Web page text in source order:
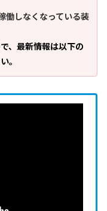
働しなくなっている装
、最新情報は以下の
。